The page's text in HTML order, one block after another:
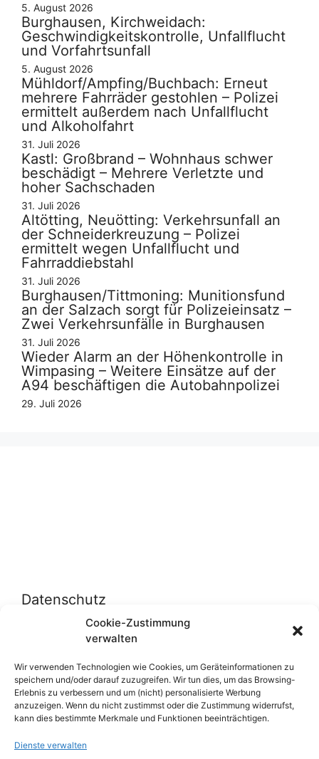
Cookie-Zustimmung
verwalten
Wir verwenden Technologien wie Cookies, um Geräteinformationen zu
speichern und/oder darauf zuzugreifen. Wir tun dies, um das Browsing-
Erlebnis zu verbessern und um (nicht) personalisierte Werbung
anzuzeigen. Wenn du nicht zustimmst oder die Zustimmung widerrufst,
kann dies bestimmte Merkmale und Funktionen beeinträchtigen.
Dienste verwalten
5. August 2026
Burghausen, Kirchweidach:
Geschwindigkeitskontrolle, Unfallflucht
und Vorfahrtsunfall
5. August 2026
Mühldorf/Ampfing/Buchbach: Erneut
mehrere Fahrräder gestohlen – Polizei
ermittelt außerdem nach Unfallflucht
und Alkoholfahrt
31. Juli 2026
Kastl: Großbrand – Wohnhaus schwer
beschädigt – Mehrere Verletzte und
hoher Sachschaden
31. Juli 2026
Altötting, Neuötting: Verkehrsunfall an
der Schneiderkreuzung – Polizei
ermittelt wegen Unfallflucht und
Fahrraddiebstahl
31. Juli 2026
Burghausen/Tittmoning: Munitionsfund
an der Salzach sorgt für Polizeieinsatz –
Zwei Verkehrsunfälle in Burghausen
31. Juli 2026
Wieder Alarm an der Höhenkontrolle in
Wimpasing – Weitere Einsätze auf der
A94 beschäftigen die Autobahnpolizei
29. Juli 2026
Datenschutz
Datenschutzerklärung
Cookie-Richtlinie (EU)
Über uns
Impressum